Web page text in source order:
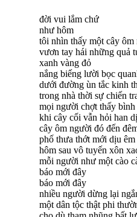
đời vui lắm chứ
như hôm
tôi nhìn thấy một cây ôm
vươn tay hái những quả
xanh vàng đỏ
nắng biếng lười bọc
dưới đường ùn tắc kinh
trong nhà thời sự chiến
mọi người chợt thấy bình
khi cây cối vẫn hỏi han
cây ôm người đó đến
phố thưa thớt mới dịu
hôm sau vô tuyến xôn
mỗi người như một cào
báo mới đây
báo mới đây
nhiều người dừng lại
một dân tộc thật phi